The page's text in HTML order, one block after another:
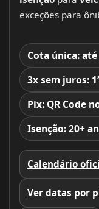
exceções para
Cota única:
3x sem juros:
Pix: QR Code
Isenção:20+
Calendário
Ver datas por